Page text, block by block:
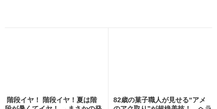
階段イヤ！ 階段イヤ！夏は階
82歳の菓子職人が見せる“アメ